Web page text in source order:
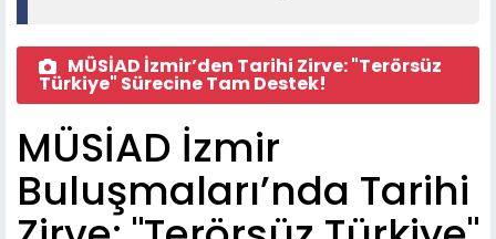
MÜSİAD İzmir’den Tarihi Zirve: "Terörsüz
Türkiye" Sürecine Tam Destek!
MÜSİAD İzmir
Buluşmaları’nda Tarihi